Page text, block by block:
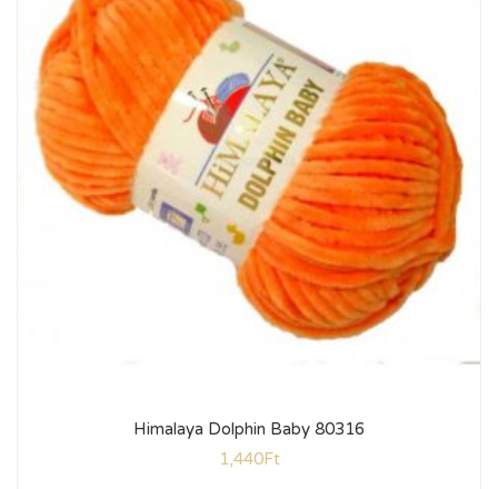
Himalaya Dolphin Baby 80316
1,440Ft